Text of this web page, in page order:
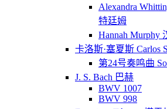
Alexandra
特廷姆
Hannah Murphy
卡洛斯·塞夏斯 Carlos
第24号奏鸣曲
J. S. Bach 巴赫
BWV 1007
BWV 998